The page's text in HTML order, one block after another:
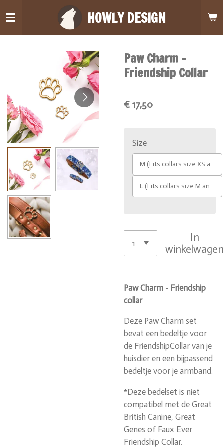
direct
naar
HOWLY DESIGN
Paw Charm -
Friendship Collar
€ 17,50
Size
M (Fits collars size XS and S)
L (Fits collars size M and L)
In
Paw Charm - Friendship
collar
Deze Paw Charm set
bevat een bedeltje voor
de FriendshipCollar van je
huisdier en een bijpassend
bedeltje voor je armband.
*Deze bedelset is niet
compatibel met de Great
British Canine, Great
Genes of Faux Ever
Friendship Collar.